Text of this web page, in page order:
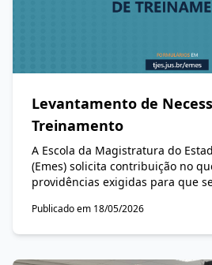
Levantamento de
Treinamento
A Escola da Magistratura do
(Emes) solicita contribuição no
providências exigidas para que
Treinamento do Poder Judiciário
Publicado em 18/05/2026